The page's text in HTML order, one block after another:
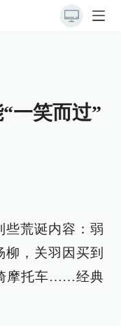
一笑而过”
些荒诞内容：弱
，关羽因买到
摩托车……经典